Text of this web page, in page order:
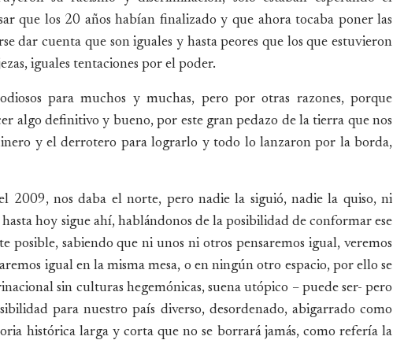
que los 20 años habían finalizado y que ahora tocaba poner las
dar cuenta que son iguales y hasta peores que los que estuvieron
iguales tentaciones por el poder.
para muchos y muchas, pero por otras razones, porque
algo definitivo y bueno, por este gran pedazo de la tierra que nos
y el derrotero para lograrlo y todo lo lanzaron por la borda,
2009, nos daba el norte, pero nadie la siguió, nadie la quiso, ni
hoy sigue ahí, hablándonos de la posibilidad de conformar ese
posible, sabiendo que ni unos ni otros pensaremos igual, veremos
igual en la misma mesa, o en ningún otro espacio, por ello se
sin culturas hegemónicas, suena utópico – puede ser- pero
para nuestro país diverso, desordenado, abigarrado como
histórica larga y corta que no se borrará jamás, como refería la